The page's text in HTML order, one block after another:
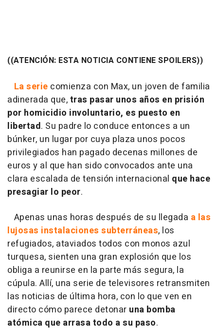
((ATENCIÓN: ESTA NOTICIA CONTIENE SPOILERS))
La serie comienza con Max, un joven de familia
adinerada que,tras pasar unos años en prisión
por homicidio involuntario, es puesto en
libertad. Su padre lo conduce entonces a un
búnker, un lugar por cuya plaza unos pocos
privilegiados han pagado decenas millones de
euros y al que han sido convocados ante una
clara escalada de tensión internacional que hace
presagiar lo peor.
Apenas unas horas después de su llegada a las
lujosas instalaciones subterráneas, los
refugiados, ataviados todos con monos azul
turquesa, sienten una gran explosión que los
obliga a reunirse en la parte más segura, la
cúpula. Allí, una serie de televisores retransmiten
las noticias de última hora, con lo que ven en
directo cómo parece detonar una bomba
atómica que arrasa todo a su paso.